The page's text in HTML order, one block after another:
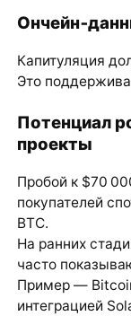
Капитуляция
Это
Потенциал
проекты
Пробой к $70
покупателей
BTC.
На ранних
часто
Пример —
интеграцией